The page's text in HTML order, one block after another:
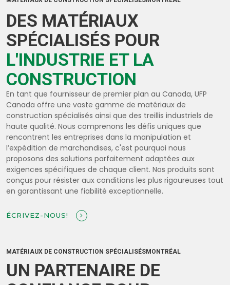
DES MATÉRIAUX
SPÉCIALISÉS POUR
L'INDUSTRIE ET LA
CONSTRUCTION
En tant que fournisseur de premier plan au Canada, UFP
Canada offre une vaste gamme de matériaux de
construction spécialisés ainsi que des treillis industriels de
haute qualité. Nous comprenons les défis uniques que
rencontrent les entreprises dans la manipulation et
l’expédition de marchandises, c'est pourquoi nous
proposons des solutions parfaitement adaptées aux
exigences spécifiques de chaque client. Nos produits sont
conçus pour résister aux conditions les plus rigoureuses tout
en garantissant une fiabilité exceptionnelle.
ÉCRIVEZ-NOUS!
MATÉRIAUX DE CONSTRUCTION SPÉCIALISÉSMONTRÉAL
UN PARTENAIRE DE